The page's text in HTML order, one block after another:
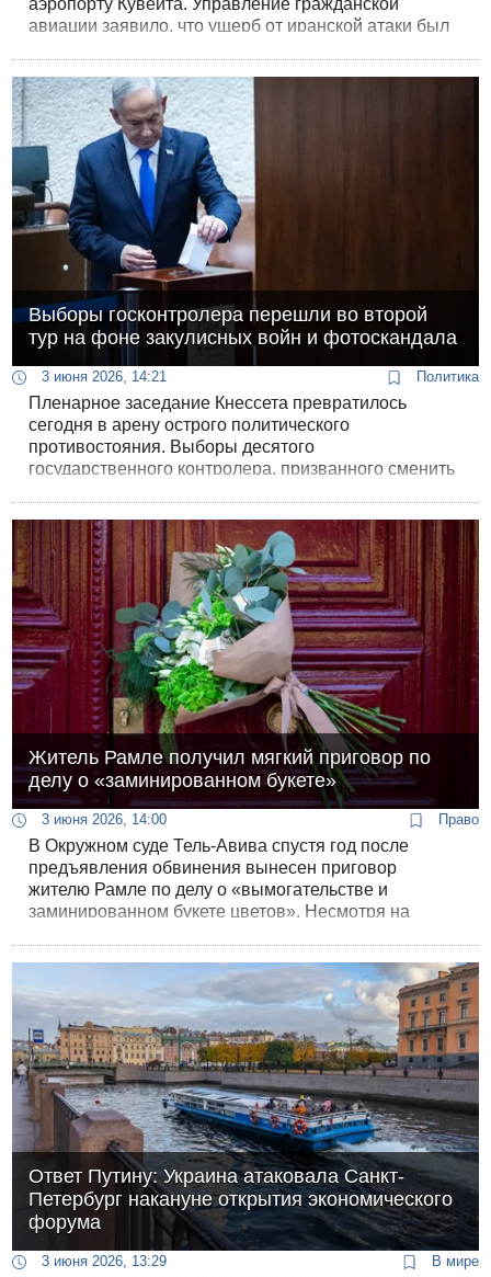
аэропорту Кувейта. Управление гражданской
авиации заявило, что ущерб от иранской атаки был
Выборы госконтролера перешли во второй
тур на фоне закулисных войн и фотоскандала
3 июня 2026, 14:21 Политика
Пленарное заседание Кнессета превратилось
сегодня в арену острого политического
противостояния. Выборы десятого
государственного контролера, призванного сменить
завершились в первом туре. Ни один из кандидатов
не сумел набрать необходимый минимум в 61 голос,
что автоматически перевело процедуру в режим
напряженного второго раунда.
Житель Рамле получил мягкий приговор по
делу о «заминированном букете»
3 июня 2026, 14:00 Право
В Окружном суде Тель-Авива спустя год после
предъявления обвинения вынесен приговор
жителю Рамле по делу о «вымогательстве и
заминированном букете цветов». Несмотря на
Ответ Путину: Украина атаковала Санкт-
Петербург накануне открытия экономического
форума
3 июня 2026, 13:29 В мире